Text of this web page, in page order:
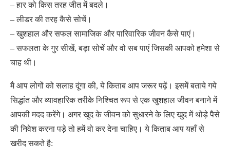
– हार को किस तरह जीत में बदले।
– लीडर की तरह कैसे सोचें।
– खुशहाल और सफल सामाजिक और पारिवारिक जीवन कैसे पाएं।
– सफलता के गुर सीखें, बड़ा सोचें और वो सब पाएं जिसकी आपको हमेशा से
चाह थी।
मै आप लोगों को सलाह दूंगा की, ये किताब आप जरूर पढ़ें। इसमें बताये गये
सिद्धांत और व्यावहारिक तरीके निश्चित रूप से एक खुशहाल जीवन बनाने में
आपकी मदद करेंगे। अगर खुद के जीवन को सुधारने के लिए खुद में थोड़े पैसे
की निवेश करना पड़े तो हमें वो कर देना चाहिए। ये किताब आप यहाँ से
खरीद सकते है: